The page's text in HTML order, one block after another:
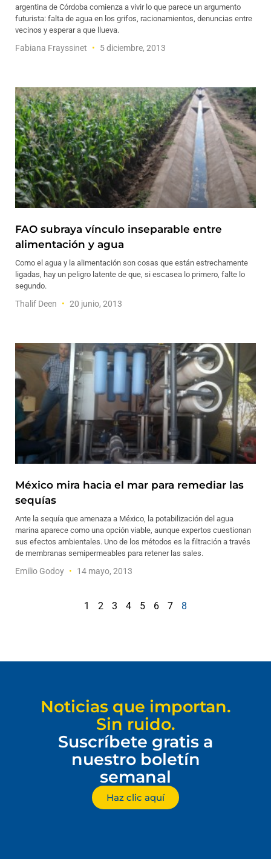
argentina de Córdoba comienza a vivir lo que parece un argumento
futurista: falta de agua en los grifos, racionamientos, denuncias entre
vecinos y esperar a que llueva.
Fabiana Frayssinet 5 diciembre, 2013
FAO subraya vínculo inseparable entre
alimentación y agua
Como el agua y la alimentación son cosas que están estrechamente
ligadas, hay un peligro latente de que, si escasea lo primero, falte lo
segundo.
Thalif Deen 20 junio, 2013
México mira hacia el mar para remediar las
sequías
Ante la sequía que amenaza a México, la potabilización del agua
marina aparece como una opción viable, aunque expertos cuestionan
sus efectos ambientales. Uno de los métodos es la filtración a través
de membranas semipermeables para retener las sales.
Emilio Godoy 14 mayo, 2013
1 2 3 4 5 6 7 8
Noticias que importan.
Sin ruido.
Suscríbete gratis a
nuestro boletín
semanal
Haz clic aquí